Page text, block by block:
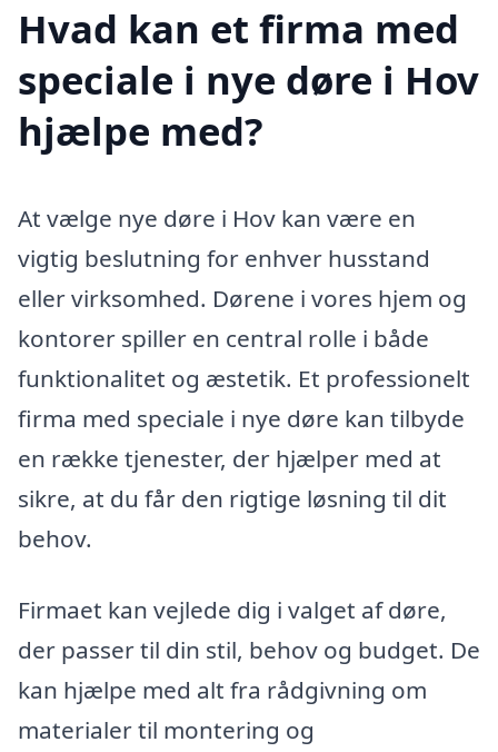
Hvad kan et firma med
speciale i nye døre i Hov
hjælpe med?
At vælge nye døre i Hov kan være en
vigtig beslutning for enhver husstand
eller virksomhed. Dørene i vores hjem og
kontorer spiller en central rolle i både
funktionalitet og æstetik. Et professionelt
firma med speciale i nye døre kan tilbyde
en række tjenester, der hjælper med at
sikre, at du får den rigtige løsning til dit
behov.
Firmaet kan vejlede dig i valget af døre,
der passer til din stil, behov og budget. De
kan hjælpe med alt fra rådgivning om
materialer til montering og